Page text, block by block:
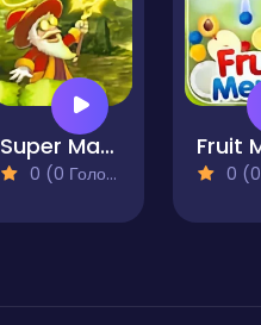
Super Magician
0 (0 Голосів)
Fruit
0 (0